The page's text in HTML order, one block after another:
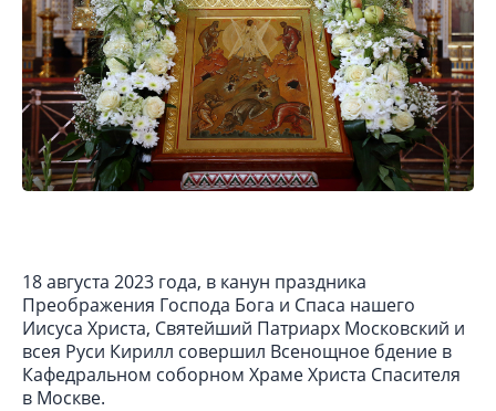
18 августа 2023 года, в канун праздника
Преображения Господа Бога и Спаса нашего
Иисуса Христа, Святейший Патриарх Московский и
всея Руси Кирилл совершил Всенощное бдение в
Кафедральном соборном Храме Христа Спасителя
в Москве.